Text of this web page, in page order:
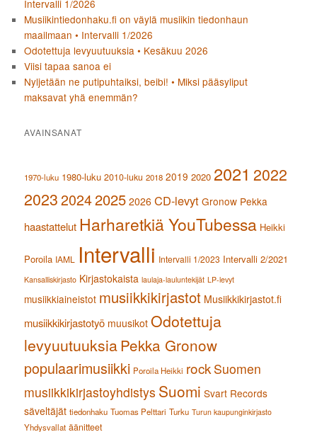
Intervalli 1/2026
Musiikintiedonhaku.fi on väylä musiikin tiedonhaun
maailmaan • Intervalli 1/2026
Odotettuja levyuutuuksia • Kesäkuu 2026
Viisi tapaa sanoa ei
Nyljetään ne putipuhtaiksi, beibi! • Miksi pääsyliput
maksavat yhä enemmän?
AVAINSANAT
1970-luku 1980-luku 2010-luku 2018 2019 2020 2021 2022
202320242025 2026 CD-levyt Gronow Pekka
haastattelut Harharetkiä YouTubessa Heikki
Poroila IAML Intervalli Intervalli 1/2023 Intervalli 2/2021
Kansalliskirjasto Kirjastokaista laulaja-lauluntekijät LP-levyt
musiikkiaineistot musiikkikirjastot Musiikkikirjastot.fi
musiikkikirjastotyö muusikot Odotettuja
levyuutuuksiaPekka Gronow
populaarimusiikki Poroila Heikki rock Suomen
musiikkikirjastoyhdistys Suomi Svart Records
säveltäjät tiedonhaku Tuomas Pelttari Turku Turun kaupunginkirjasto
Yhdysvallat äänitteet